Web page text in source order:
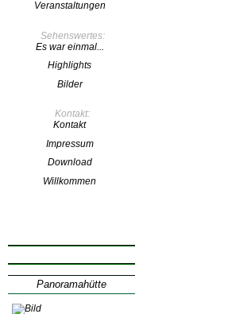
Veranstaltungen
Sehenswertes:
Es war einmal...
Highlights
Bilder
Kontakt:
Kontakt
Impressum
Download
Willkommen
Panoramahütte